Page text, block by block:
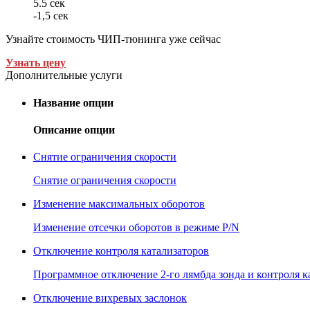
5.5 сек
-1,5 сек
Узнайте стоимость ЧИП-тюнинга уже сейчас
Узнать цену
Дополнительные услуги
Название опции
Описание опции
Снятие ограничения скорости
Снятие ограничения скорости
Изменение максимальных оборотов
Изменение отсечки оборотов в режиме P/N
Отключение контроля катализаторов
Программное отключение 2-го лямбда зонда и контроля
Отключение вихревых заслонок